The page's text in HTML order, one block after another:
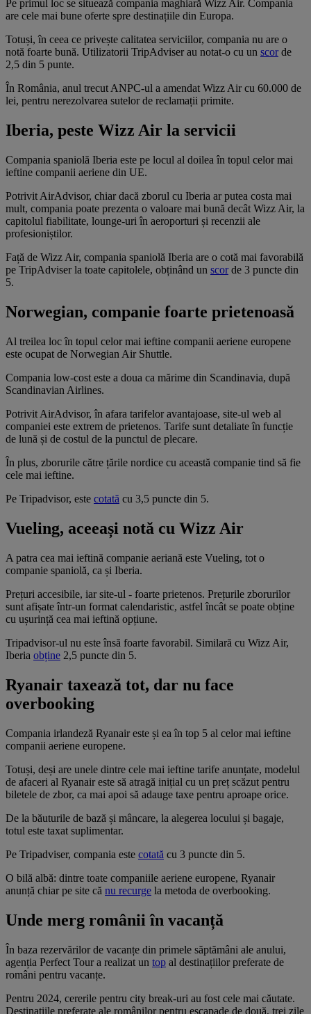
Pe primul loc se situează compania maghiară Wizz Air. Compania
are cele mai bune oferte spre destinațiile din Europa.
Totuși, în ceea ce privește calitatea serviciilor, compania nu are o
notă foarte bună. Utilizatorii TripAdviser au notat-o cu un scorde
2,5 din 5 punte.
În România, anul trecut ANPC-ul a amendat Wizz Air cu 60.000 de
lei, pentru nerezolvarea sutelor de reclamații primite.
Iberia, peste Wizz Air la servicii
Compania spaniolă Iberia este pe locul al doilea în topul celor mai
ieftine companii aeriene din UE.
Potrivit AirAdvisor, chiar dacă zborul cu Iberia ar putea costa mai
mult, compania poate prezenta o valoare mai bună decât Wizz Air, la
capitolul fiabilitate, lounge-uri în aeroporturi și recenzii ale
profesioniștilor.
Față de Wizz Air, compania spaniolă Iberia are o cotă mai favorabilă
pe TripAdviser la toate capitolele, obținând un scorde 3 puncte din
5.
Norwegian, companie foarte prietenoasă
Al treilea loc în topul celor mai ieftine companii aeriene europene
este ocupat de Norwegian Air Shuttle.
Compania low-cost este a doua ca mărime din Scandinavia, după
Scandinavian Airlines.
Potrivit AirAdvisor, în afara tarifelor avantajoase, site-ul web al
companiei este extrem de prietenos. Tarife sunt detaliate în funcție
de lună și de costul de la punctul de plecare.
În plus, zborurile către țările nordice cu această companie tind să fie
cele mai ieftine.
Pe Tripadvisor, este cotată cu 3,5 puncte din 5.
Vueling, aceeași notă cu Wizz Air
A patra cea mai ieftină companie aeriană este Vueling, tot o
companie spaniolă, ca și Iberia.
Prețuri accesibile, iar site-ul - foarte prietenos. Prețurile zborurilor
sunt afișate într-un format calendaristic, astfel încât se poate obține
cu ușurință cea mai ieftină opțiune.
Tripadvisor-ul nu este însă foarte favorabil. Similară cu Wizz Air,
Iberia obține 2,5 puncte din 5.
Ryanair taxează tot, dar nu face
overbooking
Compania irlandeză Ryanair este și ea în top 5 al celor mai ieftine
companii aeriene europene.
Totuși, deși are unele dintre cele mai ieftine tarife anunțate, modelul
de afaceri al Ryanair este să atragă inițial cu un preț scăzut pentru
biletele de zbor, ca mai apoi să adauge taxe pentru aproape orice.
De la băuturile de bază și mâncare, la alegerea locului și bagaje,
totul este taxat suplimentar.
Pe Tripadviser, compania este cotată cu 3 puncte din 5.
O bilă albă: dintre toate companiile aeriene europene, Ryanair
anunță chiar pe site că nu recurge la metoda de overbooking.
Unde merg românii în vacanță
În baza rezervărilor de vacanțe din primele săptămâni ale anului,
agenția Perfect Tour a realizat un top al destinațiilor preferate de
români pentru vacanțe.
Pentru 2024, cererile pentru city break-uri au fost cele mai căutate.
Destinațiile preferate ale românilor pentru escapade de două, trei zile